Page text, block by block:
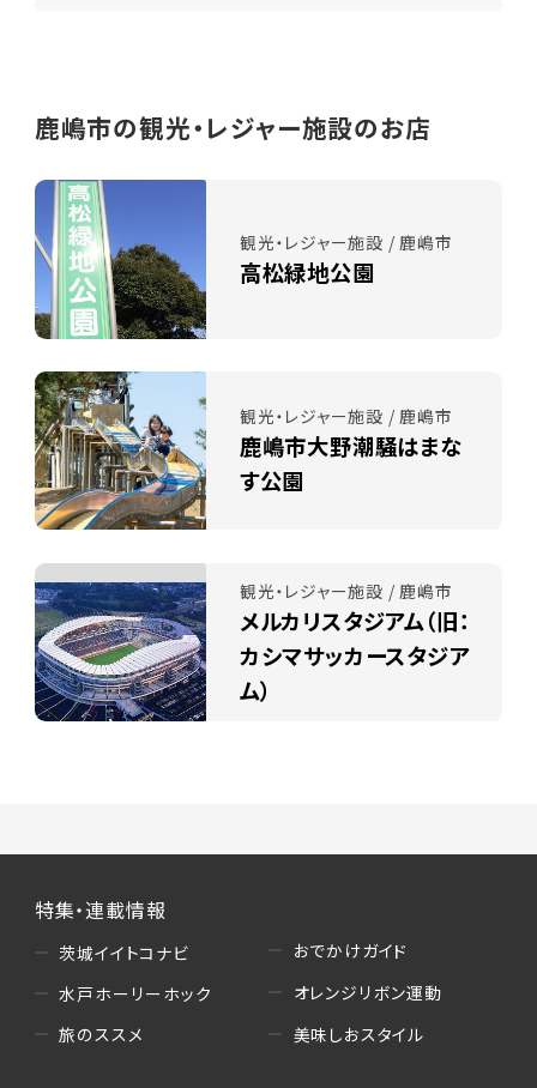
鹿嶋市の観光・レジャー施設のお店
観光・レジャー施設 / 鹿嶋市
高松緑地公園
観光・レジャー施設 / 鹿嶋市
鹿嶋市大野潮騒はまな
す公園
観光・レジャー施設 / 鹿嶋市
メルカリスタジアム（旧：
カシマサッカースタジア
ム）
特集・連載情報
茨城イイトコナビ
水戸ホーリーホック
旅のススメ
おでかけガイド
オレンジリボン運動
美味しおスタイル